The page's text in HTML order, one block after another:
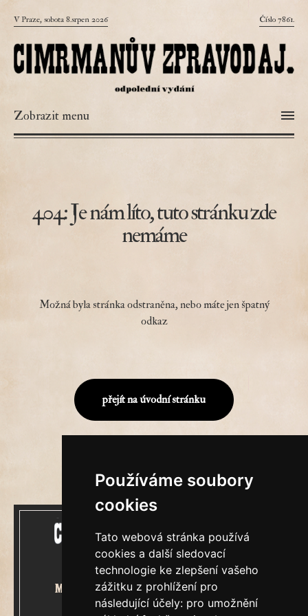
Používáme soubory
cookies
Tato webová stránka používá
cookies a další sledovací
technologie ke zlepšení vašeho
zážitku z prohlížení pro
následující účely: pro umožnění
V Praze, sobota 8.srpen 2026 Číslo 7861.
Zobrazit menu
404: Je nám líto, tuto stránku zde
nemáme
Možná byla stránka odstraněna, nebo máte jen špatný
odkaz
přejít na úvodní stránku
Mecenášem Cimrmanova Zpravodaje
je společnost